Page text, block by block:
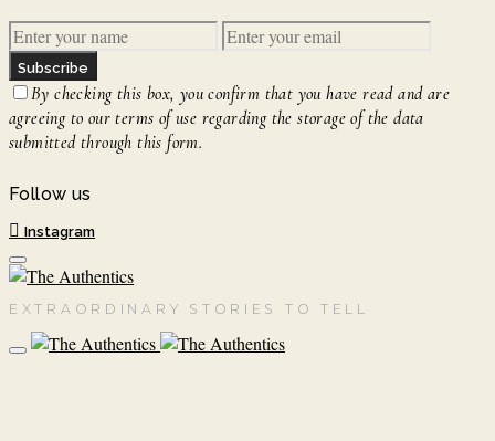
Subscribe
By checking this box, you confirm that you have read and are
agreeing to our terms of use regarding the storage of the data
submitted through this form.
Follow us
Instagram
EXTRAORDINARY STORIES TO TELL